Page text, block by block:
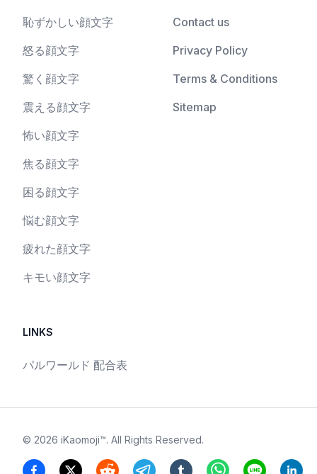
恥ずかしい顔文字
怒る顔文字
驚く顔文字
震える顔文字
怖い顔文字
焦る顔文字
困る顔文字
悩む顔文字
疲れた顔文字
キモい顔文字
Contact us
Privacy Policy
Terms & Conditions
Sitemap
LINKS
パルワールド 配合表
© 2026 iKaomoji™. All Rights Reserved.